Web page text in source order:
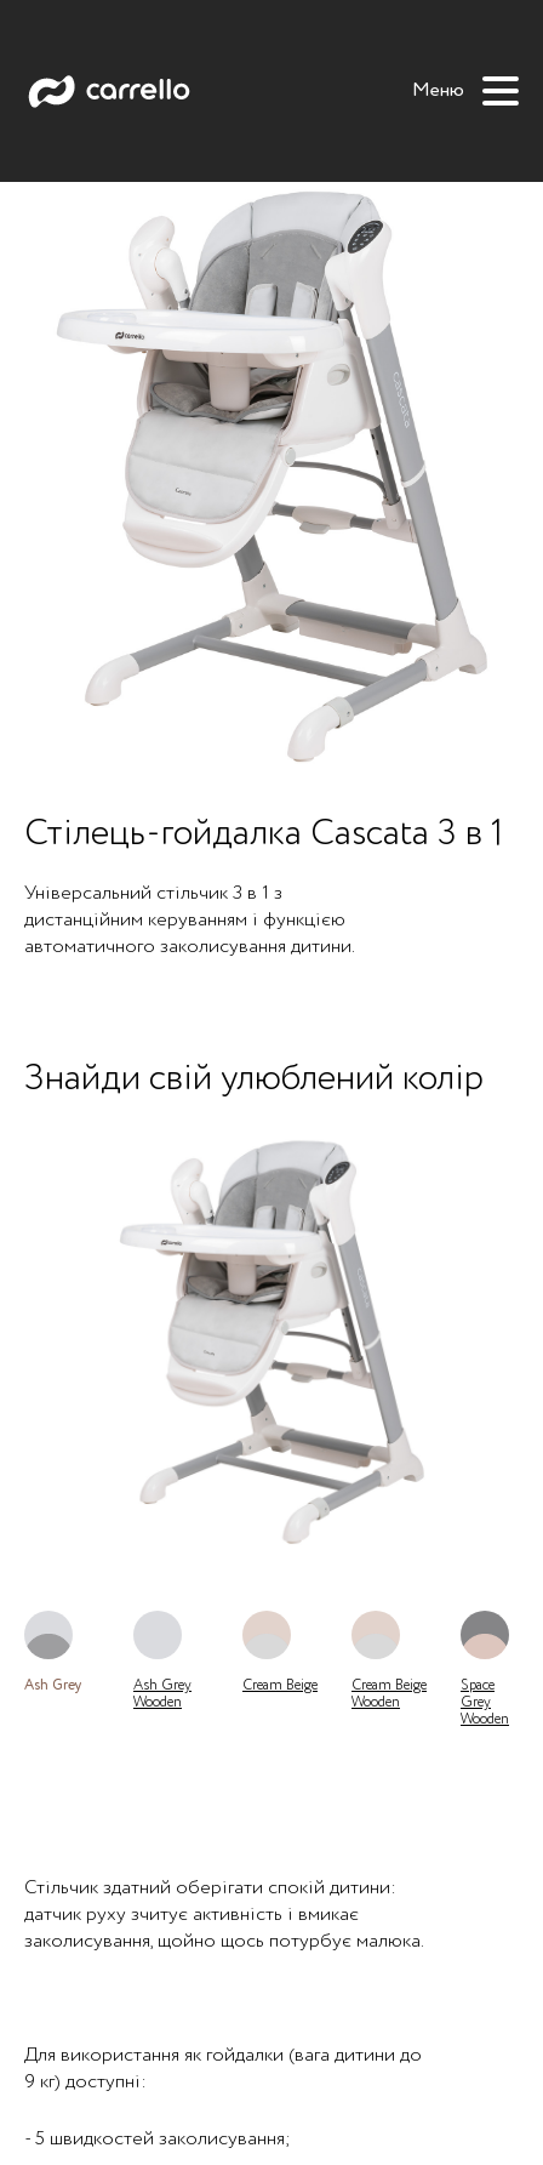
Меню
Cascata Ergo Focus
Стілець-гойдалка Cascata 3 в 1
Універсальний стільчик 3 в 1 з
дистанційним керуванням і функцією
автоматичного заколисування дитини.
Знайди свій улюблений колір
Ash Grey
Ash Grey
Wooden
Cream Beige
Cream Beige
Wooden
Space
Grey
Wooden
Стільчик здатний оберігати спокiй дитини:
датчик руху зчитує активність і вмикає
заколисування, щойно щось потурбує малюка.
Для використання як гойдалки (вага дитини до
9 кг) доступні:
- 5 швидкостей заколисування;